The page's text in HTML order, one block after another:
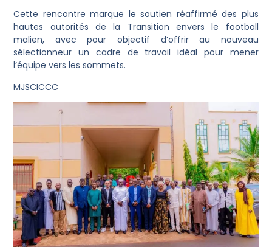
​Cette rencontre marque le soutien réaffirmé des plus
hautes autorités de la Transition envers le football
malien, avec pour objectif d’offrir au nouveau
sélectionneur un cadre de travail idéal pour mener
l’équipe vers les sommets.
MJSCICCC